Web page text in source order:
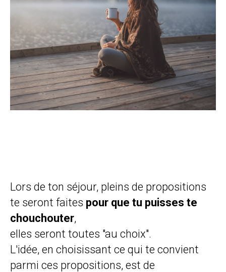
Lors de ton séjour, pleins de propositions
te seront faites pour que tu puisses te
chouchouter,
elles seront toutes "au choix".
L'idée, en choisissant ce qui te convient
parmi ces propositions, est de